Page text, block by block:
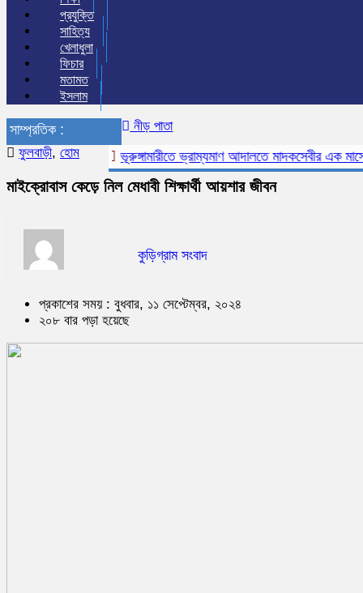
প্রযুক্তি
সাহিত্য
খেলাধুলা
ফিচার
মতামত
ইসলাম
সাম্প্রতিক :
ভূরুঙ্গামারীতে ভ্রাম্যমাণ আদালতে মাদকসেবীর এক মাসের
নীড় পাতা
ফুলবাড়ী, হোম
মাইক্রোবাস কেড়ে নিল মেধাবী শিক্ষার্থী আয়শার জীবন
কুড়িগ্রাম সংবাদ
প্রকাশের সময় : বুধবার, ১১ সেপ্টেম্বর, ২০২৪
২০৮ বার পড়া হয়েছে